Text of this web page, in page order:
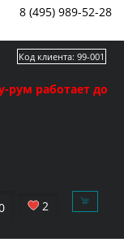
8 (495) 989-52-28
рум работает до
2
Код клиента: 99-001